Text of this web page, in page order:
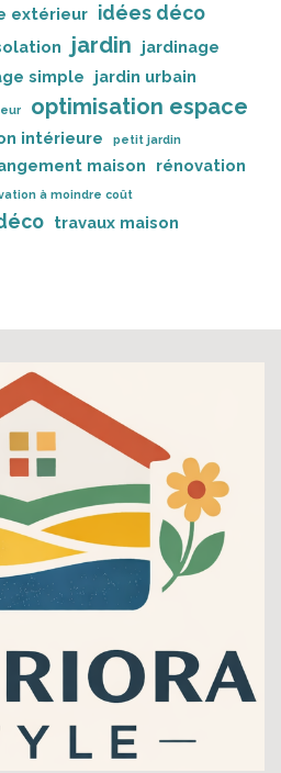
extérieur idées déco
jardin
jardinage
simple jardin urbain
optimisation espace
intérieure petit jardin
maison
rénovation
à moindre coût
travaux maison